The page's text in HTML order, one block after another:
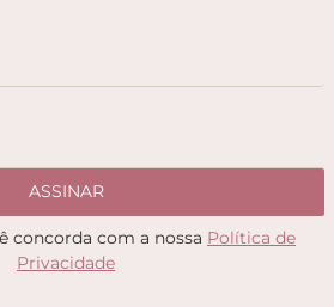
ASSINAR
concorda com a nossa Política de
Privacidade